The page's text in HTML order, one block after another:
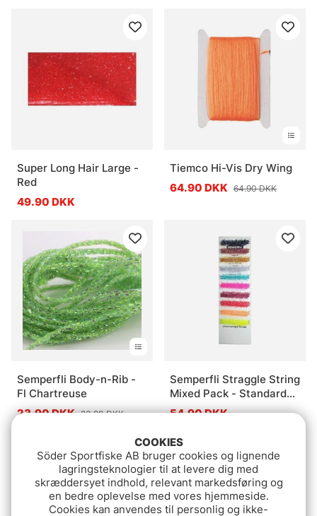
Super Long Hair Large -
Red
49.90 DKK
Tiemco Hi-Vis Dry Wing
64.90 DKK 64.90 DKK
Semperfli Body-n-Rib -
Fl Chartreuse
23.90 DKK 23.90 DKK
Semperfli Straggle String
Mixed Pack - Standard
Collection
54.90 DKK
COOKIES
Söder Sportfiske AB bruger cookies og lignende
lagringsteknologier til at levere dig med
skræddersyet indhold, relevant markedsføring og
en bedre oplevelse med vores hjemmeside.
Cookies kan anvendes til personlig og ikke-